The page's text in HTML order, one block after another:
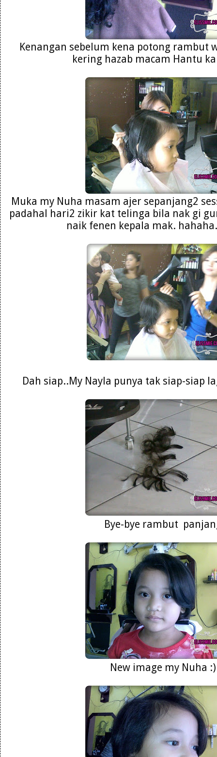
Kenangan sebelum kena potong rambut
kering hazab macam Hantu
Muka my Nuha masam ajer sepanjang2
padahal hari2 zikir kat telinga bila nak gi
naik fenen kepala mak.
Dah siap..My Nayla punya tak siap-siap
Bye-bye rambut
New image my Nuha :)